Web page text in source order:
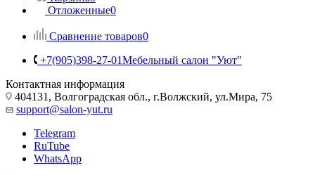
Отложенные0
Сравнение товаров0
+7(905)398-27-01Мебельный салон "Уют"
Контактная информация
404131, Волгоградская обл., г.Волжский, ул.Мира, 75
support@salon-yut.ru
Telegram
RuTube
WhatsApp